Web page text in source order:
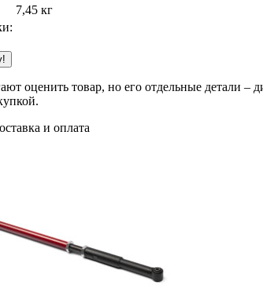
7,45 кг
оценить товар, но его отдельные детали –
и оплата